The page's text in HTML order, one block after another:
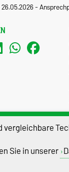
-
vergleichbare
Sie in unserer